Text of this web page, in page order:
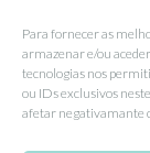
Para fornecer as
armazenar e/ou
tecnologias nos
ou IDs exclusivos
afetar negativamante
Facebook
Instagram
Pinterest